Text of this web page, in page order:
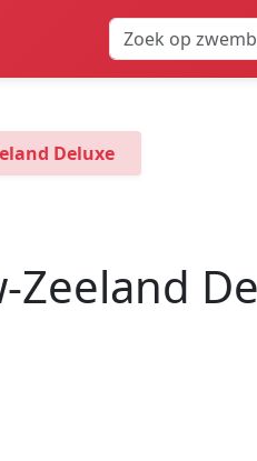
Deluxe
Zeeland